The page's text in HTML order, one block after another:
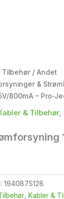
Tilbehør / Andet
&
800mA – Pro-
& Tilbehør,
1940875128
, Kabler &